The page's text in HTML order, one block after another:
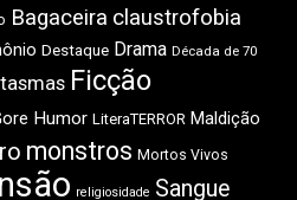
Bagaceira claustrofobia
Destaque Drama Década de 70
Ficção
Humor LiteraTERROR Maldição
monstros Mortos Vivos
religiosidade Sangue